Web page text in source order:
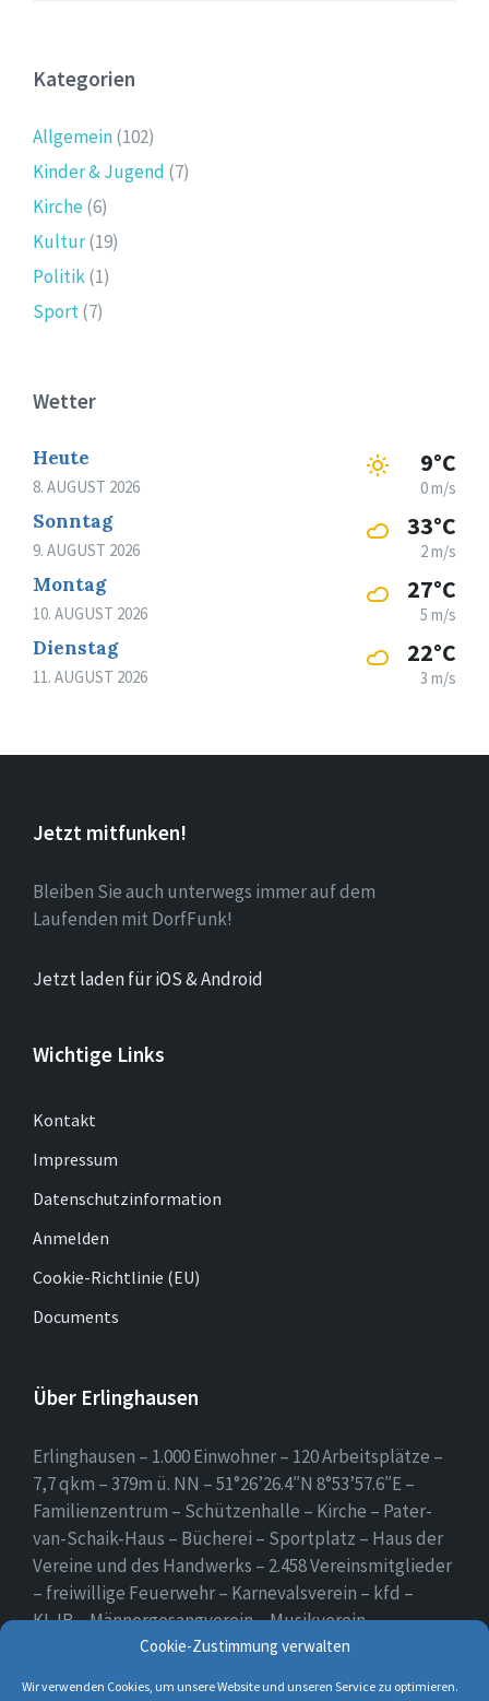
Cookie-Zustimmung verwalten
Wir verwenden Cookies, um unsere Website und unseren Service zu optimieren.
Kategorien
Allgemein(102)
Kinder & Jugend (7)
Kirche(6)
Kultur(19)
Politik(1)
Sport(7)
Wetter
Heute
8. AUGUST 2026
9°C
0 m/s
Sonntag
9. AUGUST 2026
33°C
2 m/s
Montag
10. AUGUST 2026
27°C
5 m/s
Dienstag
11. AUGUST 2026
22°C
3 m/s
Jetzt mitfunken!
Bleiben Sie auch unterwegs immer auf dem
Laufenden mit DorfFunk!
Jetzt laden für iOS & Android
Wichtige Links
Kontakt
Impressum
Datenschutzinformation
Anmelden
Cookie-Richtlinie (EU)
Documents
Über Erlinghausen
Erlinghausen – 1.000 Einwohner – 120 Arbeitsplätze –
7,7 qkm – 379m ü. NN – 51°26’26.4″N 8°53’57.6″E –
Familienzentrum – Schützenhalle – Kirche – Pater-
van-Schaik-Haus – Bücherei – Sportplatz – Haus der
Vereine und des Handwerks – 2.458 Vereinsmitglieder
– freiwillige Feuerwehr – Karnevalsverein – kfd –
KLJB – Männergesangverein – Musikverein –
Schützenverein – Sportverein – Use Erlingsen – das